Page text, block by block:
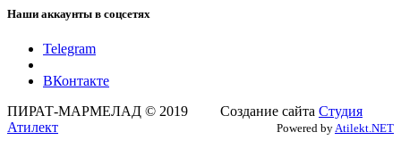
Наши аккаунты в соцсетях
Telegram
ВКонтакте
ПИРАТ-МАРМЕЛАД © 2019 Создание сайта Студия
Атилект
Powered byAtilekt.NET